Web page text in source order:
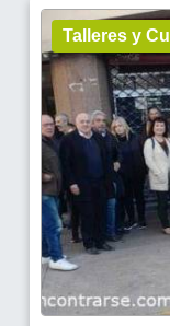
Talleres y